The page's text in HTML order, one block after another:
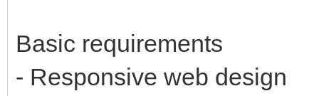
Basic requirements
- Responsive web design